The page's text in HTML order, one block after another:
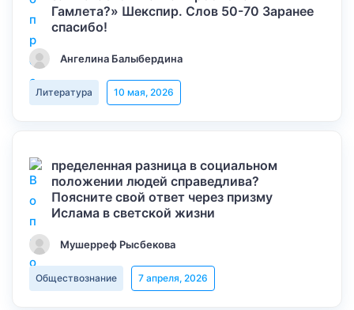
Гамлета?» Шекспир. Слов 50-70 Заранее
спасибо!
Ангелина Балыбердина
Литература 10 мая, 2026
пределенная разница в социальном
положении людей справедлива?
Поясните свой ответ через призму
Ислама в светской жизни
Мушерреф Рысбекова
Обществознание 7 апреля, 2026